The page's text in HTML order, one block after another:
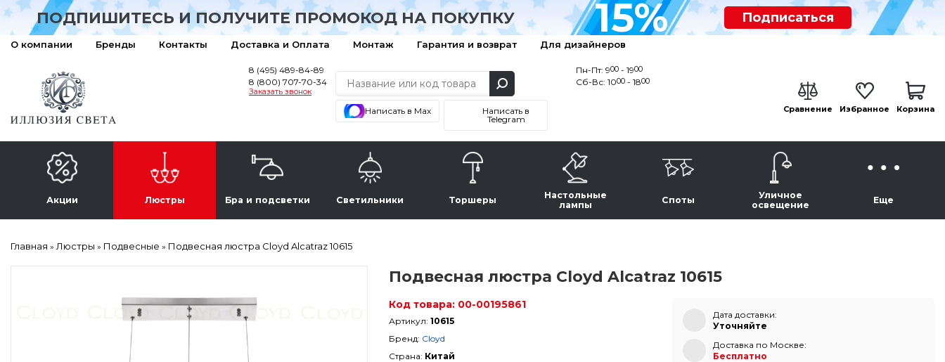
ПОДПИШИТЕСЬ И ПОЛУЧИТЕ ПРОМОКОД НА ПОКУПКУ 15% Подписаться
О компании Бренды Контакты Доставка и Оплата Монтаж Гарантия и возврат Для дизайнеров
8 (495) 489-84-89
8 (800) 707-70-34
Заказать звонок
Написать в Max
Написать в
Telegram
Пн-Пт: 900 - 1900
Сб-Вс: 1000 - 1800
Сравнение Избранное Корзина
Акции Люстры Бра и подсветки Светильники Торшеры
Настольные
лампы
Споты
Уличное
освещение
Еще
Главная »Люстры » Подвесные » Подвесная люстра Cloyd Alcatraz 10615
Подвесная люстра Cloyd Alcatraz 10615
Код товара: 00-00195861
Артикул: 10615
Бренд: Cloyd
Страна: Китай
Дата доставки:
Уточняйте
Доставка по Москве:
Бесплатно